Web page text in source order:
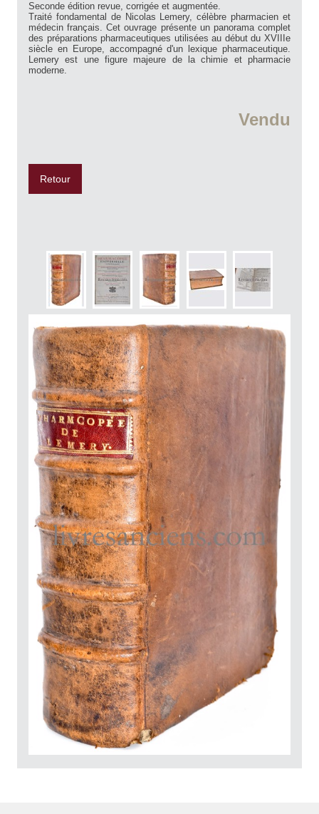
Seconde édition revue, corrigée et augmentée.
Traité fondamental de Nicolas Lemery, célèbre pharmacien et
médecin français. Cet ouvrage présente un panorama complet
des préparations pharmaceutiques utilisées au début du XVIIIe
siècle en Europe, accompagné d'un lexique pharmaceutique.
Lemery est une figure majeure de la chimie et pharmacie
moderne.
Vendu
Retour